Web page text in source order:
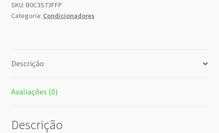
SKU: B0C3S73FFP
Categoria: Condicionadores
Descrição
Avaliações (0)
Descrição